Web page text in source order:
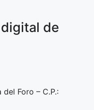
de
del Foro – C.P.: